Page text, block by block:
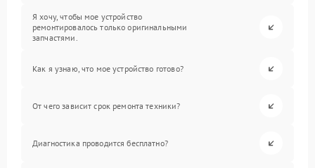
Я хочу, чтобы мое устройство
ремонтировалось только оригинальными
запчастями.
Как я узнаю, что мое устройство готово?
От чего зависит срок ремонта техники?
Диагностика проводится бесплатно?